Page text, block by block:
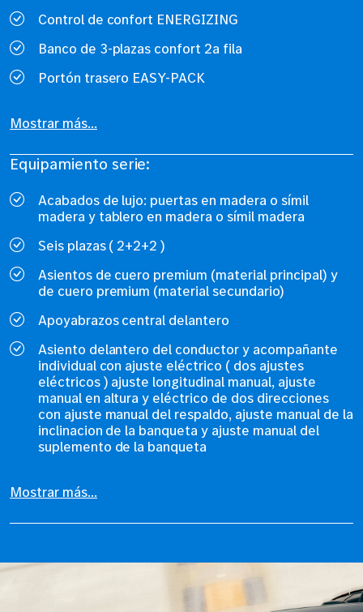
Equipamiento serie:
Acabados de lujo: puertas en madera o símil
madera y tablero en madera o símil madera
Seis plazas ( 2+2+2 )
Asientos de cuero premium (material principal) y
de cuero premium (material secundario)
Apoyabrazos central delantero
Asiento delantero del conductor y acompañante
individual con ajuste eléctrico ( dos ajustes
eléctricos ) ajuste longitudinal manual, ajuste
manual en altura y eléctrico de dos direcciones
con ajuste manual del respaldo, ajuste manual de la
inclinacion de la banqueta y ajuste manual del
suplemento de la banqueta
Mostrar más...
Control de confort ENERGIZING
Banco de 3-plazas confort 2a fila
Portón trasero EASY-PACK
Mostrar más...